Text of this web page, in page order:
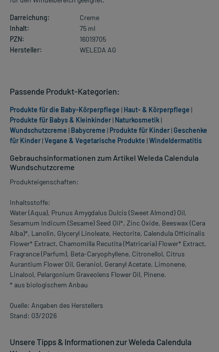
Darreichung:
Creme
Inhalt:
75 ml
PZN:
16019705
Hersteller:
WELEDA AG
Gebrauchsinformationen zum Artikel Weleda Calendula
Wundschutzcreme
Produkteigenschaften:
Inhaltsstoffe:
Water (Aqua), Prunus Amygdalus Dulcis (Sweet Almond) Oil,
Sesamum Indicum (Sesame) Seed Oil*, Zinc Oxide, Beeswax (Cera
Alba)*, Lanolin, Glyceryl Linoleate, Hectorite, Calendula Officinalis
Flower* Extract, Chamomilla Recutita (Matricaria) Flower* Extract,
Fragrance (Parfum), Beta-Caryophyllene, Citronellol, Citrus
Aurantium Flower Oil, Geraniol, Geranyl Acetate, Limonene,
Linalool, Pelargonium Graveolens Flower Oil, Pinene.
* aus biologischem Anbau
Quelle: Angaben des Herstellers
Stand: 03/2026
Unsere Tipps & Informationen zur Weleda Calendula
Passende Produkt-Kategorien:
Produkte für die Baby-Körperpflege | Haut- & Körperpflege |
Produkte für Babys & Kleinkinder| Naturkosmetik|
Wundschutzcreme | Babycreme | Produkte für Kinder|Geschenke
für Kinder|Vegane & Vegetarische Produkte |Windeldermatitis